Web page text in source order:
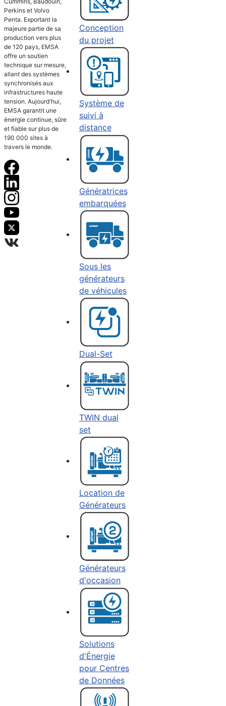
Perkins et Volvo
Penta. Exportant la
majeure partie de sa
production vers plus
de 120 pays, EMSA
offre un soutien
technique sur mesure,
allant des systèmes
synchronisés aux
infrastructures haute
tension. Aujourd'hui,
EMSA garantit une
énergie continue, sûre
et fiable sur plus de
190 000 sites à
travers le monde.
Conception
du projet
Système de
suivi à
distance
Génératrices
embarquées
Sous les
générateurs
de véhicules
Dual-Set
TWIN dual
set
Location de
Générateurs
Générateurs
d'occasion
Solutions
d'Énergie
pour Centres
de Données